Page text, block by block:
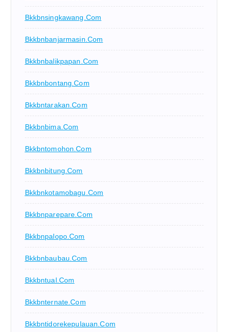
Bkkbnsingkawang.com
Bkkbnbanjarmasin.com
Bkkbnbalikpapan.com
Bkkbnbontang.com
Bkkbntarakan.com
Bkkbnbima.com
Bkkbntomohon.com
Bkkbnbitung.com
Bkkbnkotamobagu.com
Bkkbnparepare.com
Bkkbnpalopo.com
Bkkbnbaubau.com
Bkkbntual.com
Bkkbnternate.com
Bkkbntidorekepulauan.com